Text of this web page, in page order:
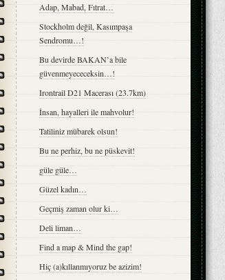
Adap, Mabad, Fıtrat…
Stockholm değil, Kasımpaşa
Sendromu…!
Bu devirde BAKAN’a bile
güvenmeyececeksin…!
Irontrail D21 Macerası (23.7km)
İnsan, hayalleri ile mahvolur!
Tatiliniz mübarek olsun!
Bu ne perhiz, bu ne püskevit!
güle güle…
Güzel kadın…
Geçmiş zaman olur ki…
Deli liman…
Find a map & Mind the gap!
Hiç (a)kıllanmıyoruz be azizim!